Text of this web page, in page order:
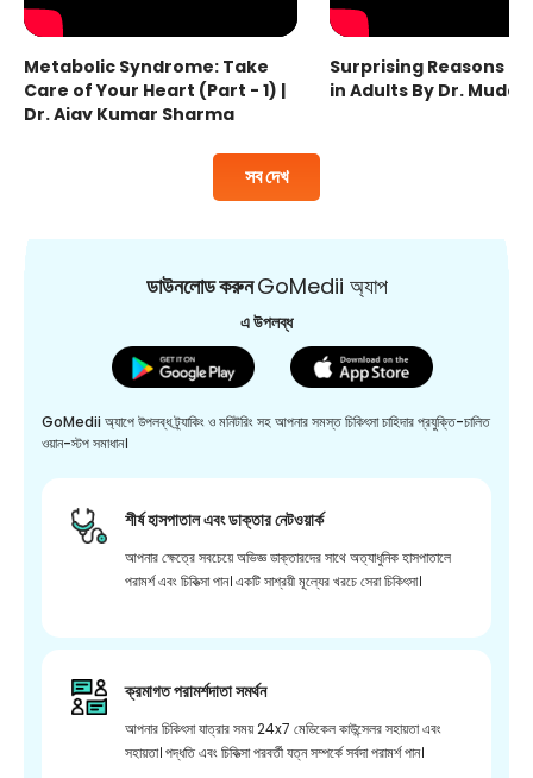
সব দেখ
Metabolic Syndrome: Take
Care of Your Heart (Part - 1) |
Dr. Ajay Kumar Sharma
Surprising Reasons
in Adults By Dr.
ডাউনলোড করুনGoMedii অ্যাপ
এ উপলব্ধ
GoMedii অ্যাপে উপলব্ধ ট্র্যাকিং ও মনিটরিং সহ আপনার সমস্ত চিকিৎসা চাহিদার প্রযুক্তি-চালিত
ওয়ান-স্টপ সমাধান।
শীর্ষ হাসপাতাল এবং ডাক্তার নেটওয়ার্ক
আপনার ক্ষেত্রে সবচেয়ে অভিজ্ঞ ডাক্তারদের সাথে অত্যাধুনিক হাসপাতালে
পরামর্শ এবং চিকিত্সা পান। একটি সাশ্রয়ী মূল্যের খরচে সেরা চিকিৎসা।
ক্রমাগত পরামর্শদাতা সমর্থন
আপনার চিকিৎসা যাত্রার সময় 24x7 মেডিকেল কাউন্সেলর সহায়তা এবং
সহায়তা। পদ্ধতি এবং চিকিত্সা পরবর্তী যত্ন সম্পর্কে সর্বদা পরামর্শ পান।